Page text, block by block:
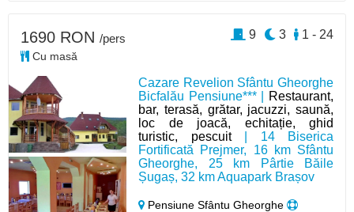
Cazare Revelion Sfântu Gheorghe
Bicfalău Pensiune*** |
Restaurant,
bar, terasă, grătar, jacuzzi, saună,
loc de joacă, echitație, ghid
turistic, pescuit| 14 Biserica
Fortificată Prejmer, 16 km Sfântu
Gheorghe, 25 km Pârtie Băile
Șugaș, 32 km Aquapark Brașov
Pensiune Sfântu Gheorghe
1690 RON /pers
Cu masă
1 - 24
3
9